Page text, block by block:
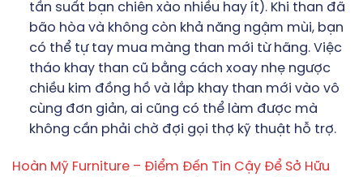
tần suất bạn chiên xào nhiều hay ít). Khi than đã
bão hòa và không còn khả năng ngậm mùi, bạn
có thể tự tay mua màng than mới từ hãng. Việc
tháo khay than cũ bằng cách xoay nhẹ ngược
chiều kim đồng hồ và lắp khay than mới vào vô
cùng đơn giản, ai cũng có thể làm được mà
không cần phải chờ đợi gọi thợ kỹ thuật hỗ trợ.
Hoàn Mỹ Furniture – Điểm Đến Tin Cậy Để Sở Hữu